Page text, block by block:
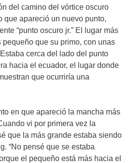
del camino del vórtice oscuro
que apareció un nuevo punto,
“punto oscuro jr.” El lugar más
pequeño que su primo, con unas
cerca del lado del punto
hacia el ecuador, el lugar donde
que ocurriría una
en que apareció la mancha más
vi por primera vez la
que la más grande estaba siendo
“No pensé que se estaba
el pequeño está más hacia el